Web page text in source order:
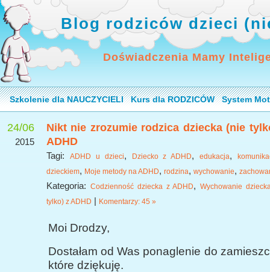
Blog rodziców dzieci
Doświadczenia Mamy
Szkolenie dla NAUCZYCIELI Kurs dla RODZICÓW System
24/06
2015
Nikt nie zrozumie rodzica dziecka (nie
ADHD
Tagi: ADHD u dzieci, Dziecko z ADHD,edukacja,
dzieckiem, Moje metody na ADHD, rodzina, wychowanie,
Kategoria: Codzienność dziecka z ADHD,Wychowanie
tylko) z ADHD | Komentarzy: 45 »
Moi Drodzy,
Dostałam od Was ponaglenie do
które dziękuję.